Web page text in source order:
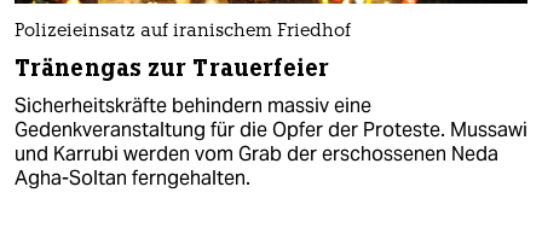
Polizeieinsatz auf iranischem Friedhof
Tränengas zur Trauerfeier
Sicherheitskräfte behindern massiv eine
Gedenkveranstaltung für die Opfer der Proteste. Mussawi
und Karrubi werden vom Grab der erschossenen Neda
Agha-Soltan ferngehalten.